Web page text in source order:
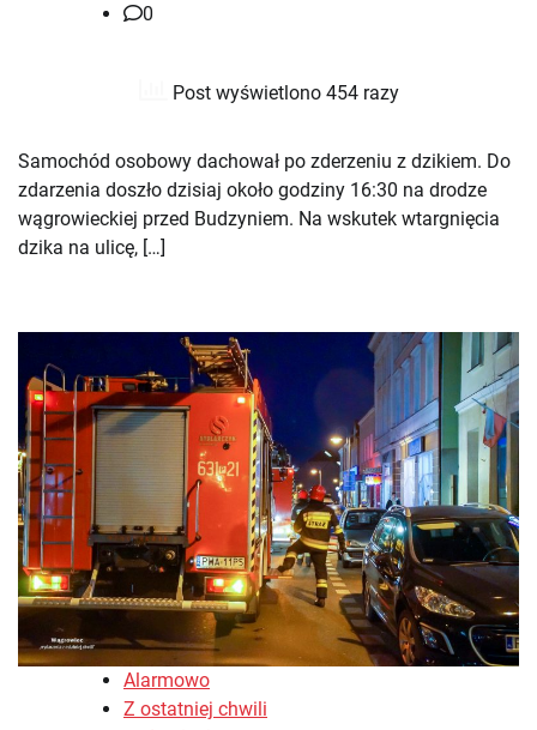
0
Post wyświetlono 454 razy
Samochód osobowy dachował po zderzeniu z dzikiem. Do
zdarzenia doszło dzisiaj około godziny 16:30 na drodze
wągrowieckiej przed Budzyniem. Na wskutek wtargnięcia
dzika na ulicę, […]
Alarmowo
Z ostatniej chwili